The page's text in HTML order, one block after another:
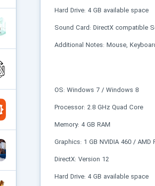
Hard Drive: 4 GB available space
Sound Card: DirectX compatible
Additional Notes: Mouse,
OS: Windows 7 / Windows 8
Processor: 2.8 GHz Quad Core
Memory: 4 GB RAM
Graphics: 1 GB NVIDIA 460 / AMD
DirectX: Version 12
Hard Drive: 4 GB available space
33,250 تومان در اشتراک یک‌ساله)